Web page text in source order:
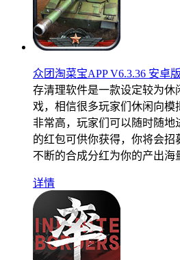
众团淘菜宝APP V6.3.36 安卓版
存清理软件是一款设定较为休
戏，相信很多玩家们休闲向模
非常高，玩家们可以随时随地
的红包可供你获得，你将会
不断的合成分红为你的产出海
详情